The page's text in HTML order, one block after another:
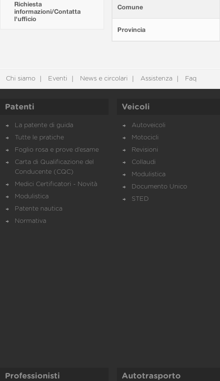
Richiesta
informazioni/Contatta
l'ufficio
Comune
Provincia
Chi siamo Eventi News e circolari Assistenza Faq
Patenti
La patente di guida
Tutte le pratiche
Foglio rosa e prove d’esame
Carta di Qualificazione del
Conducente (CQC)
Medici Certificatori - Novità
Modulistica
Patente nautica
Normativa
Veicoli
Autoveicoli
Motocicli
Revisioni
Collaudi
Modulistica
Documento Unico
STED
Professionisti Autotrasporto